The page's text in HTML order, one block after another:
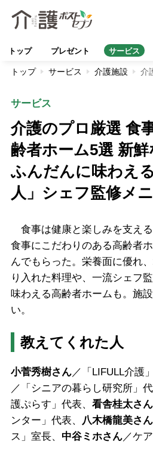
トップ プレゼント サービス
トップ サービス 介護施設 介
サービス
介護のプロ厳選 食
齢者ホーム5選 新
ふんだんに味わえ
人」シェフ監修メ
食事は健康と楽しみを支える
食事にこだわりのある高齢者
んでもらった。栄養面に優れ
り入れた料理や、一流シェフ
味わえる高齢者ホームも。施
い。
教えてくれた人
小菅秀樹さん／「LIFULL介護
／「シニアの暮らし研究所」代
護ぷらす」代表、 看舎桂太さん
ンター」代表、
八木橋龍美さん
ス」室長、 中谷ミホさん／ケ